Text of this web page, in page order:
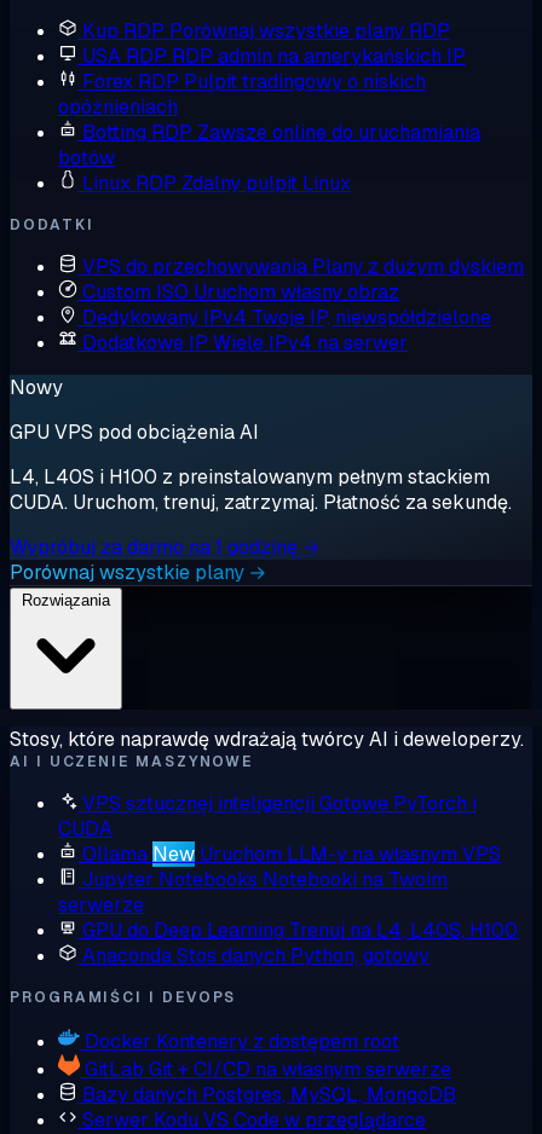
Kup RDP Porównaj wszystkie plany RDP
USA RDP RDP admin na amerykańskich IP
Forex RDP Pulpit tradingowy o niskich
opóźnieniach
Botting RDP Zawsze online do uruchamiania
botów
Linux RDP Zdalny pulpit Linux
DODATKI
VPS do przechowywania Plany z dużym dyskiem
Custom ISO Uruchom własny obraz
Dedykowany IPv4 Twoje IP, niewspółdzielone
Dodatkowe IP Wiele IPv4 na serwer
Nowy
GPU VPS pod obciążenia AI
L4, L40S i H100 z preinstalowanym pełnym stackiem
CUDA. Uruchom, trenuj, zatrzymaj. Płatność za sekundę.
Wypróbuj za darmo na 1 godzinę →
Porównaj wszystkie plany →
Rozwiązania
Stosy, które naprawdę wdrażają twórcy AI i deweloperzy.
AI I UCZENIE MASZYNOWE
VPS sztucznej inteligencji Gotowe PyTorch i
CUDA
Ollama New Uruchom LLM-y na własnym VPS
Jupyter Notebooks Notebooki na Twoim
serwerze
GPU do Deep Learning Trenuj na L4, L40S, H100
AnacondaStos danych Python, gotowy
PROGRAMIŚCI I DEVOPS
Docker Kontenery z dostępem root
GitLab Git + CI/CD na własnym serwerze
Bazy danych Postgres, MySQL, MongoDB
Serwer Kodu VS Code w przeglądarce